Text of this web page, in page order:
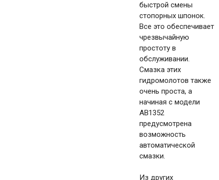
быстрой смены
стопорных шпонок.
Все это обеспечивает
чрезвычайную
простоту в
обслуживании.
Смазка этих
гидромолотов также
очень проста, а
начиная с модели
AB1352
предусмотрена
возможность
автоматической
смазки.
Из других